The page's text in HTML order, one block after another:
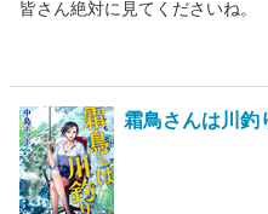
皆さん絶対に見てくださいね。
霜鳥さんは川釣